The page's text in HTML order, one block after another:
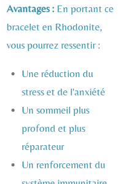
Avantages : En portant ce
bracelet en Rhodonite,
vous pourrez ressentir :
Une réduction du
stress et de l'anxiété
Un sommeil plus
profond et plus
réparateur
Un renforcement du